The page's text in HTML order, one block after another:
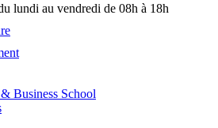
lundi au vendredi de 08h à 18h
Business School